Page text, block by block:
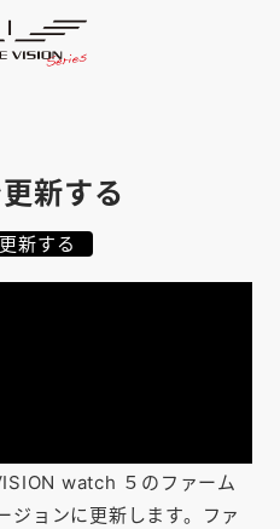
する
方法
新する
新する
watch ５のファーム
ジョンに更新します。ファ